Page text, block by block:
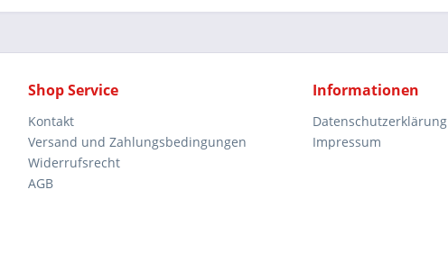
Shop Service
Kontakt
Versand und Zahlungsbedingungen
Widerrufsrecht
AGB
Informationen
Datenschutzerklärung
Impressum